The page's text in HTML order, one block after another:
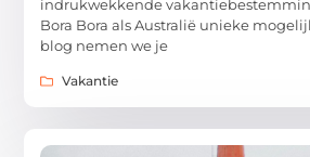
indrukwekkende
Bora Bora als Australië unieke
blog nemen we je
Vakantie